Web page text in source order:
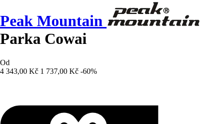
Peak Mountain
Parka Cowai
Od
4 343,00 Kč 1 737,00 Kč -60%